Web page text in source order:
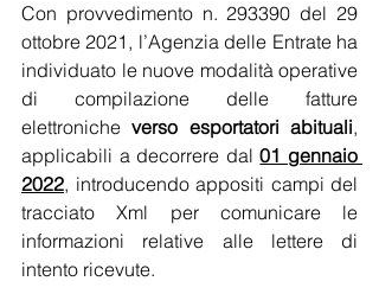
Con provvedimento n. 293390 del 29
ottobre 2021, l’Agenzia delle Entrate ha
individuato le nuove modalità operative
di compilazione delle fatture
elettroniche verso esportatori abituali,
applicabili a decorrere dal 01 gennaio
2022, introducendo appositi campi del
tracciato Xml per comunicare le
informazioni relative alle lettere di
intento ricevute.